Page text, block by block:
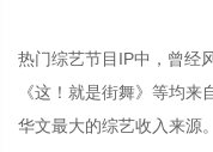
热门综艺节目IP中，曾经
《这！就是街舞》等均
华文最大的综艺收入来源。